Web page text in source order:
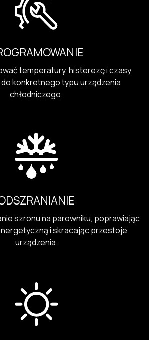
temperatury, histerezę i czasy
konkretnego typu urządzenia
chłodniczego.
szronu na parowniku, poprawiając
i skracając przestoje
urządzenia.